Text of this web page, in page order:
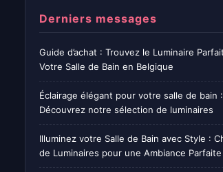
Derniers messages
Guide d’achat : Trouvez le Luminaire
Votre Salle de Bain en Belgique
Éclairage élégant pour votre salle de bain :
Découvrez notre sélection de luminaires
Illuminez votre Salle de Bain avec Style :
de Luminaires pour une Ambiance Parfaite